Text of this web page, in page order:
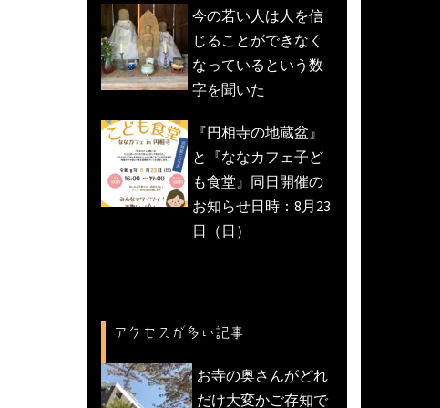
今の若い人は人を信
じることができなく
なっているという数
字を聞いた
『円相寺の地蔵盆』
と『ななカフェ子ど
も食堂』同日開催の
お知らせ日時：8月23
日（日）
アクセスが多い記事
お寺の奥さんがどれ
だけ大変かご存知で